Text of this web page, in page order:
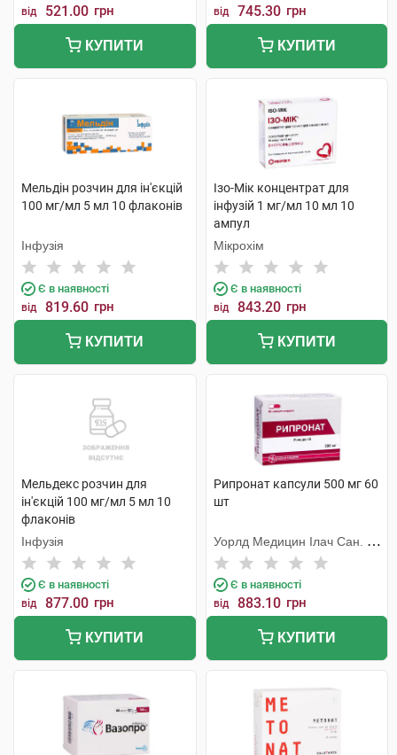
від 521.00 грн
КУПИТИ
від 745.30 грн
КУПИТИ
Мельдін розчин для ін'єкцій
100 мг/мл 5 мл 10 флаконів
Інфузія
Є в наявності
від 819.60 грн
КУПИТИ
Ізо-Мік концентрат для
інфузій 1 мг/мл 10 мл 10
ампул
Мікрохім
Є в наявності
від 843.20 грн
КУПИТИ
Мельдекс розчин для
ін'єкцій 100 мг/мл 5 мл 10
флаконів
Інфузія
Є в наявності
від 877.00 грн
КУПИТИ
Рипронат капсули 500 мг 60
шт
Уорлд Медицин Ілач Сан. Ве
Тідж
Є в наявності
від 883.10 грн
КУПИТИ